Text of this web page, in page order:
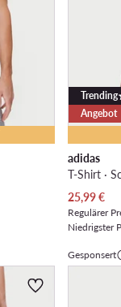
Trending
Angebot
adidas
T-Shirt ·
Aktueller
25,99€
Regulärer
Niedrigster
Gesponsert